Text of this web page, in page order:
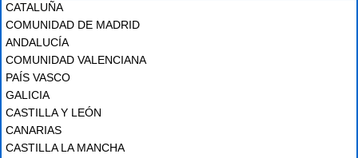
CATALUÑA
COMUNIDAD DE MADRID
ANDALUCÍA
COMUNIDAD VALENCIANA
PAÍS VASCO
GALICIA
CASTILLA Y LEÓN
CANARIAS
CASTILLA LA MANCHA